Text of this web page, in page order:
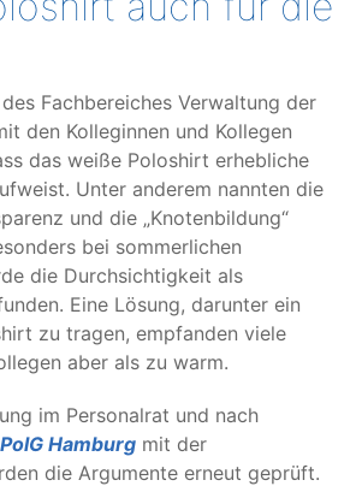
Fachbereiches Verwaltung der
den Kolleginnen und Kollegen
das weiße Poloshirt erhebliche
Unter anderem nannten die
und die „Knotenbildung“
bei sommerlichen
die Durchsichtigkeit als
Eine Lösung, darunter ein
zu tragen, empfanden viele
aber als zu warm.
im Personalrat und nach
Hamburg mit der
die Argumente erneut geprüft.